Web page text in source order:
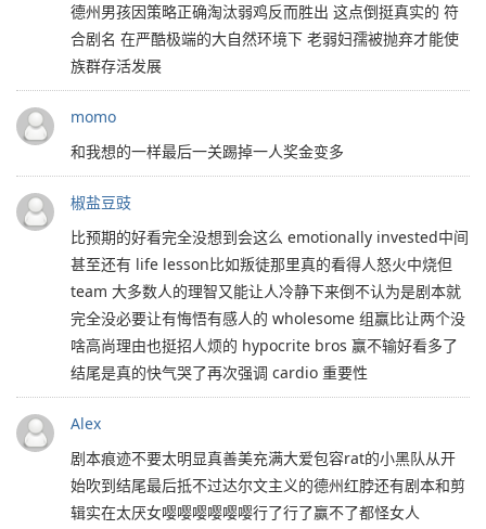
德州男孩因策略正确淘汰弱鸡反而胜出 这点倒挺真实的 符
合剧名 在严酷极端的大自然环境下 老弱妇孺被抛弃才能使
族群存活发展
momo
和我想的一样最后一关踢掉一人奖金变多
椒盐豆豉
比预期的好看完全没想到会这么 emotionally invested中间
甚至还有 life lesson比如叛徒那里真的看得人怒火中烧但
team 大多数人的理智又能让人冷静下来倒不认为是剧本就
完全没必要让有悔悟有感人的 wholesome 组赢比让两个没
啥高尚理由也挺招人烦的 hypocrite bros 赢不输好看多了
结尾是真的快气哭了再次强调 cardio 重要性
Alex
剧本痕迹不要太明显真善美充满大爱包容rat的小黑队从开
始吹到结尾最后抵不过达尔文主义的德州红脖还有剧本和剪
辑实在太厌女嘤嘤嘤嘤嘤嘤行了行了赢不了都怪女人